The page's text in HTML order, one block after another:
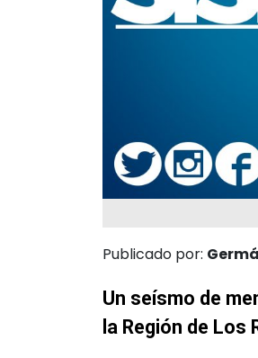
Publicado por:
Un seísmo de
la Región de Los